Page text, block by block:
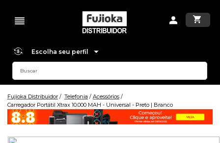
Escolha seu perfil
Fujioka Distribuidor Telefonia
Acessórios
Carregador Portátil Xtrax 10.000 MAH - Universal - Preto | Branco